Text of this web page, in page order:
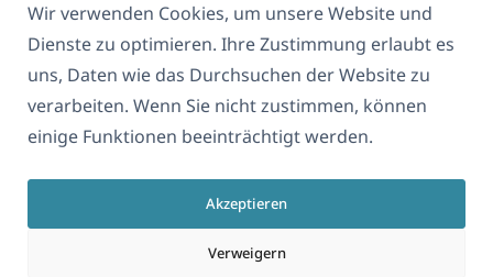
Wir verwenden Cookies, um unsere Website und
Dienste zu optimieren. Ihre Zustimmung erlaubt es
uns, Daten wie das Durchsuchen der Website zu
verarbeiten. Wenn Sie nicht zustimmen, können
einige Funktionen beeinträchtigt werden.
Akzeptieren
Verweigern
Deutsch
Über WPML
DSGVO & Datenschutzrichtlinie
Unserem Team beitreten(öffnet
in
Fenster)
in
einem
neuen
Fenster)
(öffnet
in
einem
neuen
Fenster)
in
neuen